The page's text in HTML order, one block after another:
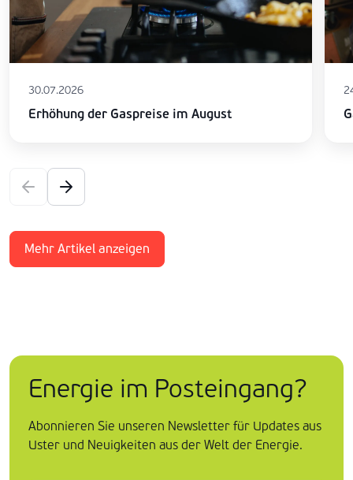
30.07.2026
Erhöhung der Gaspreise im August
Mehr Artikel anzeigen
Energie im Posteingang?
Abonnieren Sie unseren Newsletter für Updates aus
Uster und Neuigkeiten aus der Welt der Energie.